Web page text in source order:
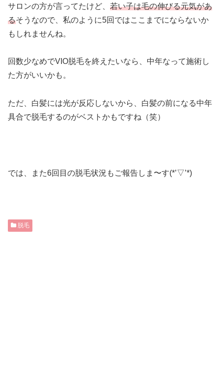
サロンの方が言ってたけど、 若い子は毛の伸びる元気があ
るそうなので、私のように5回ではここまでにならないか
もしれませんね。
回数少なめでVIO脱毛を終えたいなら、中年なって施術し
た方がいいかも。
ただ、白髪には光が反応しないから、白髪の前になる中年
具合で脱毛するのがベストかもですね（笑）
では、また6回目の脱毛状況もご報告しま〜す(*’▽’*)
脱毛